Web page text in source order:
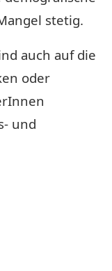
stetig.
auch auf die
oder
und